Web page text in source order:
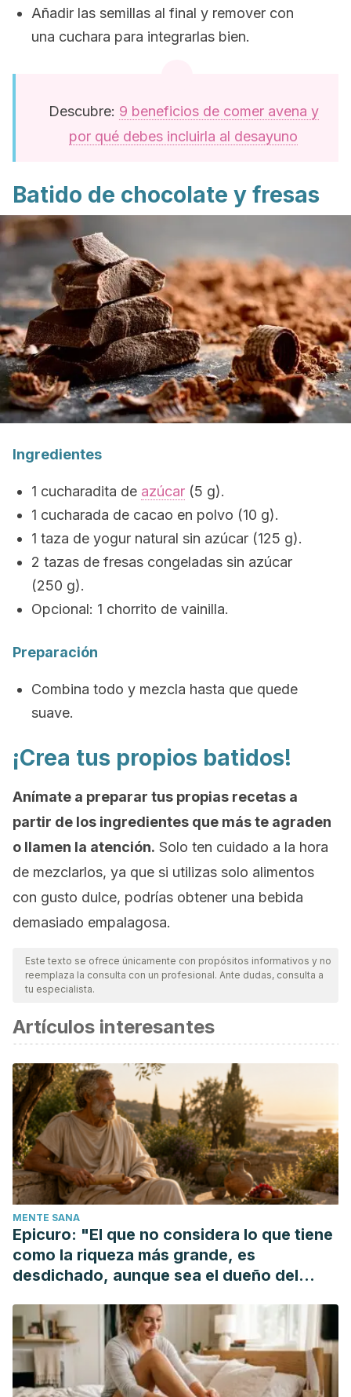
Añadir las semillas al final y remover con
una cuchara para integrarlas bien.
Descubre: 9 beneficios de comer avena y
por qué debes incluirla al desayuno
Batido de chocolate y fresas
Ingredientes
1 cucharadita de azúcar (5 g).
1 cucharada de cacao en polvo (10 g).
1 taza de yogur natural sin azúcar (125 g).
2 tazas de fresas congeladas sin azúcar
(250 g).
Opcional: 1 chorrito de vainilla.
Preparación
Combina todo y mezcla hasta que quede
suave.
¡Crea tus propios batidos!
Anímate a preparar tus propias recetas a
partir de los ingredientes que más te agraden
o llamen la atención. Solo ten cuidado a la hora
de mezclarlos, ya que si utilizas solo alimentos
con gusto dulce, podrías obtener una bebida
demasiado empalagosa.
Este texto se ofrece únicamente con propósitos informativos y no
reemplaza la consulta con un profesional. Ante dudas, consulta a
tu especialista.
Artículos interesantes
MENTE SANA
Epicuro: "El que no considera lo que tiene
como la riqueza más grande, es
desdichado, aunque sea el dueño del